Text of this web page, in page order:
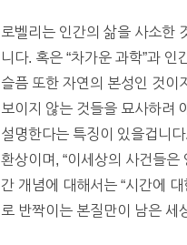
로벨리는 인간의 삶을 사소한
니다. 혹은 “차가운 과학”과
슬픔 또한 자연의 본성인 것이
보이지 않는 것들을 묘사하려
설명한다는 특징이 있을겁니
환상이며, “이세상의 사건들은
간 개념에 대해서는 “시간에
로 반짝이는 본질만이 남은 세